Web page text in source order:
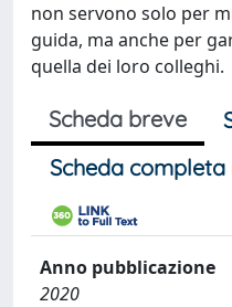
non servono solo per
guida, ma anche per
quella dei loro colleghi.
Scheda breve
Scheda completa
Anno pubblicazione
2020